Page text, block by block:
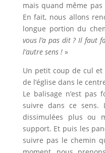
mais quand même
En fait, nous allons
longue portion du
vous l’a pas dit ? Il faut
l’autre sens !»
Un petit coup de cul et
de l’église dans le
Le balisage n’est pas
suivre dans ce sens.
dissimulées plus ou
support. Et puis les
suivre pas le chemin